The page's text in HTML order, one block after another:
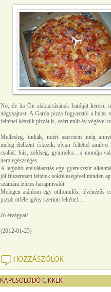
No, de ha Ön alaktartásának barátját keresi,
négysajtost. A Garda pizza fogyasztói a halas
feltéttel készült pizzát is, ezért múlt év végével
Mellesleg, tudják, miért szeretem még
meleg ételként érkezik, olyan feltéttel
család: hús, zöldség, gyümölcs…s mondja
nem egészséges.
A legjobb ételválasztás egy gyerekzsúr
jól fűszerezett feltétek sokféleségével minden
számára ízletes harapnivalót.
Melegen ajánlom egy otthonülős, tévénézős
pizzát ötféle igény szerinti feltéttel…
Jó étvágyat!
(2012-01-25)
HOZZÁSZÓLOK
KAPCSOLÓDÓ CIKKEK